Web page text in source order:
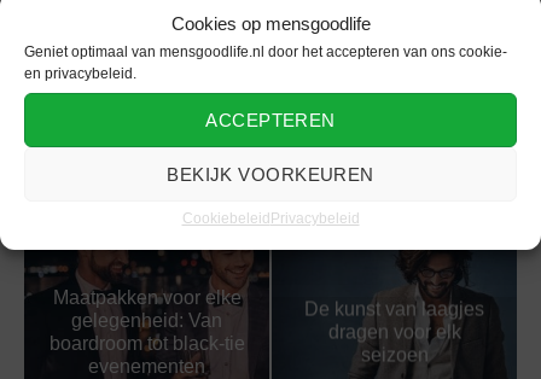
Cookies op mensgoodlife
Geniet optimaal van mensgoodlife.nl door het accepteren van ons cookie-
en privacybeleid.
ACCEPTEREN
BEKIJK VOORKEUREN
Cookiebeleid Privacybeleid
Comfort begint met de
juiste eerste laag
kleding: dé ultieme
gids voor mannen
De perfecte
kledingstukken voor
Maatpakken voor elke
gelegenheid: Van
boardroom tot black-tie
evenementen
De kunst van laagjes
dragen voor elk
seizoen